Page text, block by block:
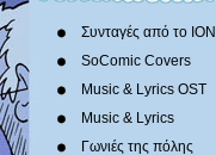
Συνταγές από το
SoComic Covers
Music & Lyrics OST
Music & Lyrics
Γωνιές της πόλης